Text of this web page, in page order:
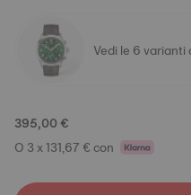
Vedi le 6 varianti
395,00 €
O 3 x 131,67 € con